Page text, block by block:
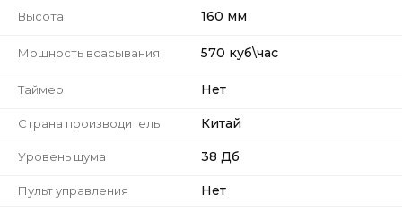
Высота 160 мм
Мощность всасывания 570 куб\час
Таймер Нет
Страна производитель Китай
Уровень шума 38 Дб
Пульт управления Нет